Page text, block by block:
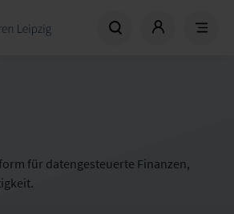
für datengesteuerte Finanzen,